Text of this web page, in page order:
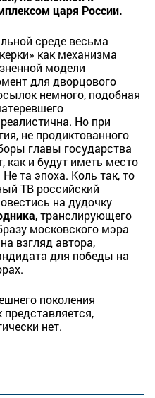
царя России.
среде весьма
как механизма
модели
для дворцового
немного, подобная
Но при
не продиктованного
главы государства
как и будут иметь место
та эпоха. Коль так, то
ТВ российский
на дудочку
, транслирующего
московского мэра
взгляд автора,
для победы на
поколения
нет.